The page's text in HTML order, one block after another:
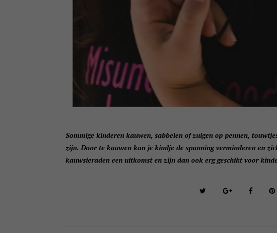
Sommige kinderen kauwen, sabbelen of zuigen op pennen,
zijn. Door te kauwen kan je kindje de spanning verminderen en
kauwsieraden een uitkomst en zijn dan ook erg geschikt voor